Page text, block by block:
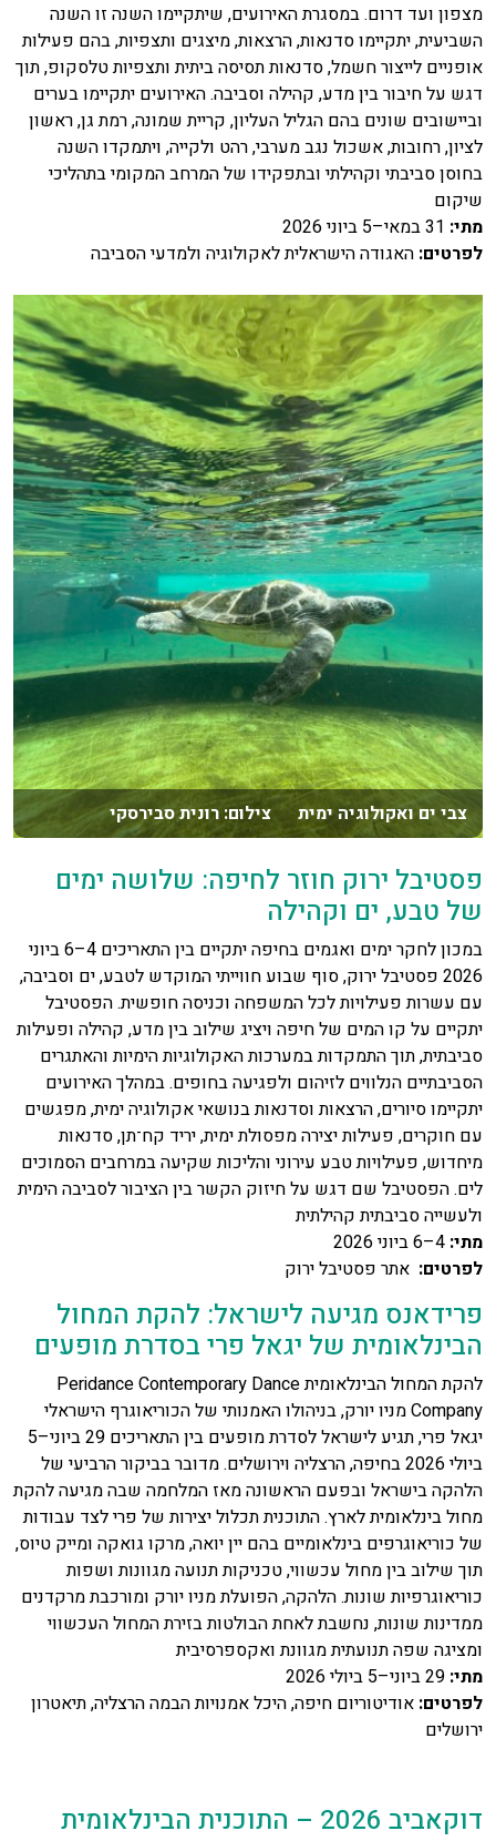
מצפון ועד דרום. במסגרת האירועים, שיתקיימו השנה זו השנה
השביעית, יתקיימו סדנאות, הרצאות, מיצגים ותצפיות, בהם פעילות
אופניים לייצור חשמל, סדנאות תסיסה ביתית ותצפיות טלסקופ, תוך
דגש על חיבור בין מדע, קהילה וסביבה. האירועים יתקיימו בערים
וביישובים שונים בהם הגליל העליון, קריית שמונה, רמת גן, ראשון
לציון, רחובות, אשכול נגב מערבי, רהט ולקייה, ויתמקדו השנה
בחוסן סביבתי וקהילתי ובתפקידו של המרחב המקומי בתהליכי
שיקום
מתי:
לפרטים: האגודה הישראלית לאקולוגיה ולמדעי הסביבה
צבי ים ואקולוגיה ימית צילום: רונית סבירסקי
פסטיבל ירוק חוזר לחיפה: שלושה ימים
של טבע, ים וקהילה
במכון לחקר ימים ואגמים בחיפה יתקיים בין התאריכים 4–6 ביוני
2026 פסטיבל ירוק, סוף שבוע חווייתי המוקדש לטבע, ים וסביבה,
עם עשרות פעילויות לכל המשפחה וכניסה חופשית. הפסטיבל
יתקיים על קו המים של חיפה ויציג שילוב בין מדע, קהילה ופעילות
סביבתית, תוך התמקדות במערכות האקולוגיות הימיות והאתגרים
הסביבתיים הנלווים לזיהום ולפגיעה בחופים. במהלך האירועים
יתקיימו סיורים, הרצאות וסדנאות בנושאי אקולוגיה ימית, מפגשים
עם חוקרים, פעילות יצירה מפסולת ימית, יריד קח־תן, סדנאות
מיחדוש, פעילויות טבע עירוני והליכות שקיעה במרחבים הסמוכים
לים. הפסטיבל שם דגש על חיזוק הקשר בין הציבור לסביבה הימית
ולעשייה סביבתית קהילתית
מתי:
לפרטים: אתר פסטיבל ירוק
פרידאנס מגיעה לישראל: להקת המחול
הבינלאומית של יגאל פרי בסדרת מופעים
להקת המחול הבינלאומית Peridance Contemporary Dance
Company מניו יורק, בניהולו האמנותי של הכוריאוגרף הישראלי
יגאל פרי, תגיע לישראל לסדרת מופעים בין התאריכים 29 ביוני–5
ביולי 2026 בחיפה, הרצליה וירושלים. מדובר בביקור הרביעי של
הלהקה בישראל ובפעם הראשונה מאז המלחמה שבה מגיעה להקת
מחול בינלאומית לארץ. התוכנית תכלול יצירות של פרי לצד עבודות
של כוריאוגרפים בינלאומיים בהם יין יואה, מרקו גואקה ומייק טיוס,
תוך שילוב בין מחול עכשווי, טכניקות תנועה מגוונות ושפות
כוריאוגרפיות שונות. הלהקה, הפועלת מניו יורק ומורכבת מרקדנים
ממדינות שונות, נחשבת לאחת הבולטות בזירת המחול העכשווי
ומציגה שפה תנועתית מגוונת ואקספרסיבית
מתי:
לפרטים: אודיטוריום חיפה, היכל אמנויות הבמה הרצליה, תיאטרון
ירושלים
דוקאביב 2026 – התוכנית הבינלאומית